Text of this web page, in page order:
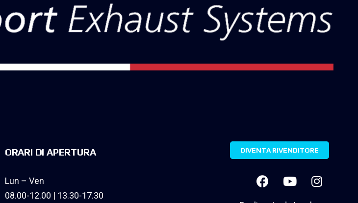
ORARI DI APERTURA
Lun – Ven
08.00-12.00 | 13.30-17.30
DIVENTA RIVENDITORE